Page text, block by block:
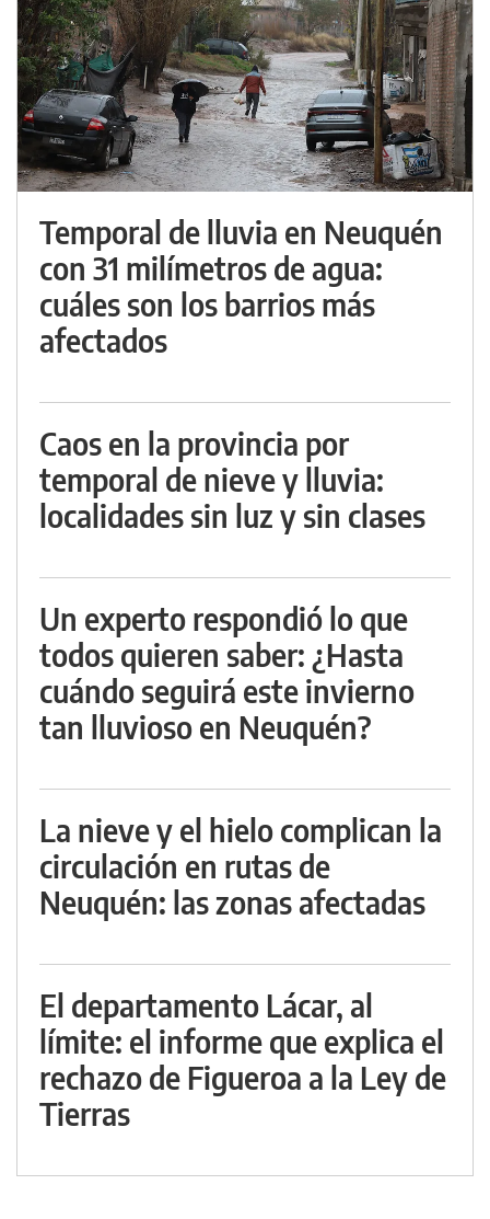
Temporal de lluvia en Neuquén
con 31 milímetros de agua:
cuáles son los barrios más
afectados
Caos en la provincia por
temporal de nieve y lluvia:
localidades sin luz y sin clases
Un experto respondió lo que
todos quieren saber: ¿Hasta
cuándo seguirá este invierno
tan lluvioso en Neuquén?
La nieve y el hielo complican la
circulación en rutas de
Neuquén: las zonas afectadas
El departamento Lácar, al
límite: el informe que explica el
rechazo de Figueroa a la Ley de
Tierras